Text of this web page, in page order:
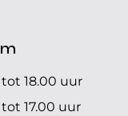
18.00 uur
17.00 uur